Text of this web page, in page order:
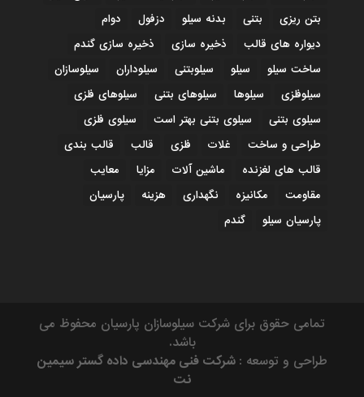
بتن ریزی
بتنی بدنه سیلو دزفول
دوام
دیواره های قالب
ذخیره سازی
ذخیره سازی گندم
ساخت سیلو
سیلو سیلوبتنی سیلوداران
سیلوسازان
سیلوفلزی
سیلوها سیلوهای بتنی
سیلوهای فلزی
سیلوی بتنی
سیلوی بتنی بهتر است
سیلوی فلزی
طراحی و ساخت
غلات فلزی قالب
قالب بندی
قالب های لغزنده
ماشین آلات مزایا
معایب
مقاومت
مکانیزه نگهداری هزینه
پارسیان
پارسیان سیلو
گندم
تمامی حقوق برای شرکت سیلوسازان پارسیان محفوظ می
باشد.
طراحی و توسعه : شرکت فنی مهندسی داده گستر سیمین
نت